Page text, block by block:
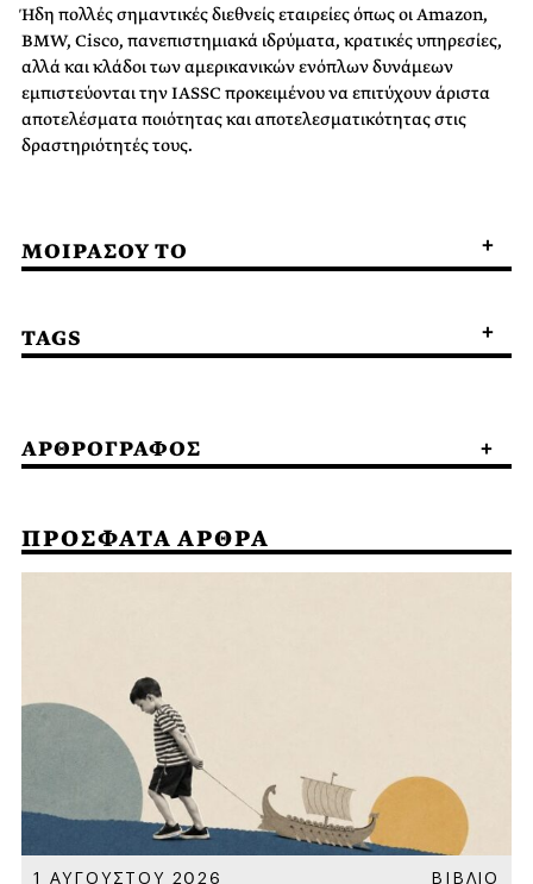
Ήδη πολλές σημαντικές διεθνείς εταιρείες όπως οι Amazon,
BMW, Cisco, πανεπιστημιακά ιδρύματα, κρατικές υπηρεσίες,
αλλά και κλάδοι των αμερικανικών ενόπλων δυνάμεων
εμπιστεύονται την IASSC προκειμένου να επιτύχουν άριστα
αποτελέσματα ποιότητας και αποτελεσματικότητας στις
δραστηριότητές τους.
ΜΟΙΡΑΣΟΥ ΤΟ
TAGS
ΑΡΘΡΟΓΡΑΦΟΣ
ΠΡΟΣΦΑΤΑ ΑΡΘΡΑ
1 ΑΥΓΟΥΣΤΟΥ 2026 ΒΙΒΛΙΟ